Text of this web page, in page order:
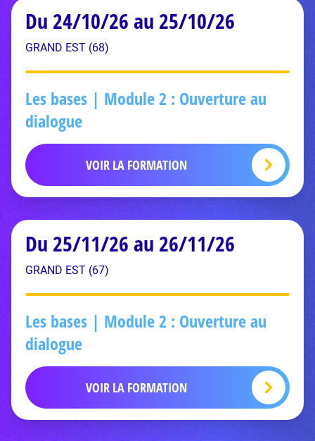
Du 24/10/26 au 25/10/26
GRAND EST (68)
Les bases | Module 2 : Ouverture au
dialogue
VOIR LA FORMATION
Du 25/11/26 au 26/11/26
GRAND EST (67)
Les bases | Module 2 : Ouverture au
dialogue
VOIR LA FORMATION